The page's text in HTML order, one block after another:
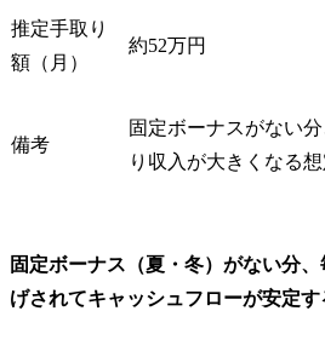
推定手取り
額（月）
約52万円
備考
固定ボーナスがない
り収入が大きくなる
固定ボーナス（夏・冬）がない分
げされてキャッシュフローが安定